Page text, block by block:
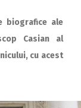
biografice ale
Casian al
cu acest